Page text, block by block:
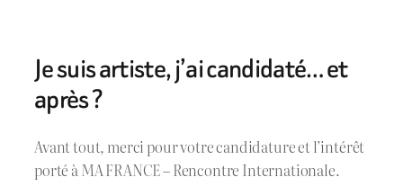
Je suis artiste, j’ai candidaté… et
après ?
Avant tout, merci pour votre candidature et l’intérêt
porté à MA FRANCE – Rencontre Internationale.